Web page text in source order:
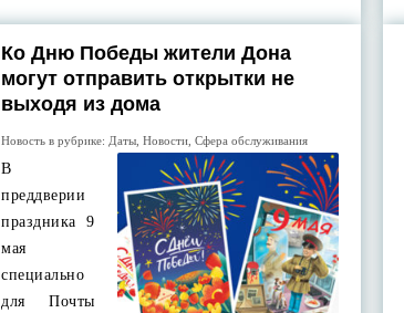
Ко Дню Победы жители Дона
могут отправить открытки не
выходя из дома
Новость в рубрике: Даты ,Новости ,Сфера обслуживания
В
преддверии
праздника 9
мая
специально
для Почты